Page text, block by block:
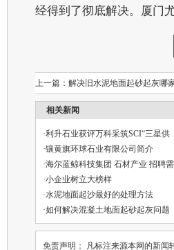
经得到了彻底解决。厦门
上一篇： 解决旧水泥地面起砂起灰哪
相关新闻
·利升石业获评万科采筑SCI“三星供
·镶黄旗环球石业有限公司简介
·海尔蓝鲸科技集团 石材产业 招聘需
·小企业树立大榜样
·水泥地面起沙最好的处理方法
·如何解决混凝土地面起砂起灰问题
免责声明： 凡标注来源本网的新闻